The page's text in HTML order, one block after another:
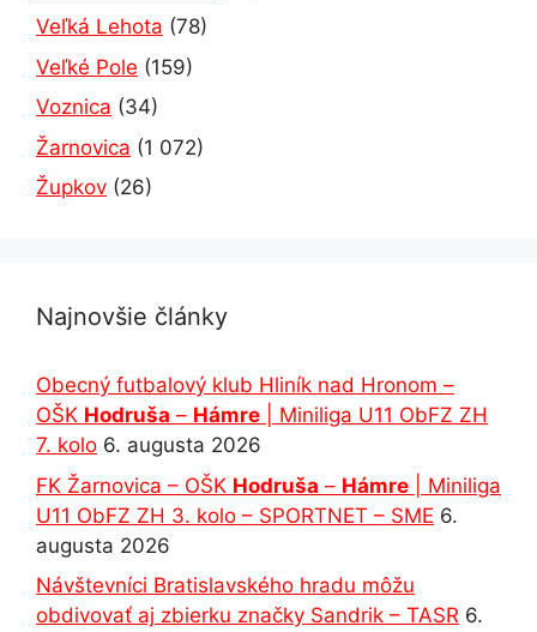
Veľká Lehota (78)
Veľké Pole (159)
Voznica (34)
Žarnovica (1 072)
Župkov (26)
Najnovšie články
Obecný futbalový klub Hliník nad Hronom –
OŠK Hodruša – Hámre | Miniliga U11 ObFZ ZH
7. kolo 6. augusta 2026
FK Žarnovica – OŠK Hodruša – Hámre | Miniliga
U11 ObFZ ZH 3. kolo – SPORTNET – SME 6.
augusta 2026
Návštevníci Bratislavského hradu môžu
obdivovať aj zbierku značky Sandrik – TASR 6.